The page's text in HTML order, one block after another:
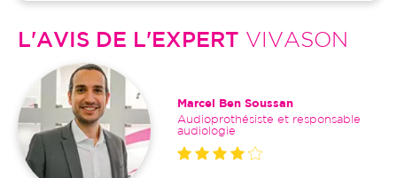
L'AVIS DE L'EXPERT VIVASON
Marcel Ben Soussan
Audioprothésiste et responsable
audiologie